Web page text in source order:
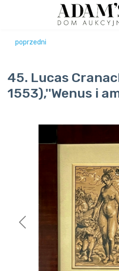
poprzedni
45. Lucas
1553),''Wenus i
Previous